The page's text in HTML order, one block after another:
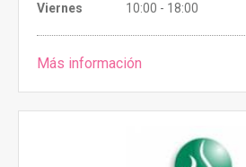
Viernes
10:00 - 18:00
Más información